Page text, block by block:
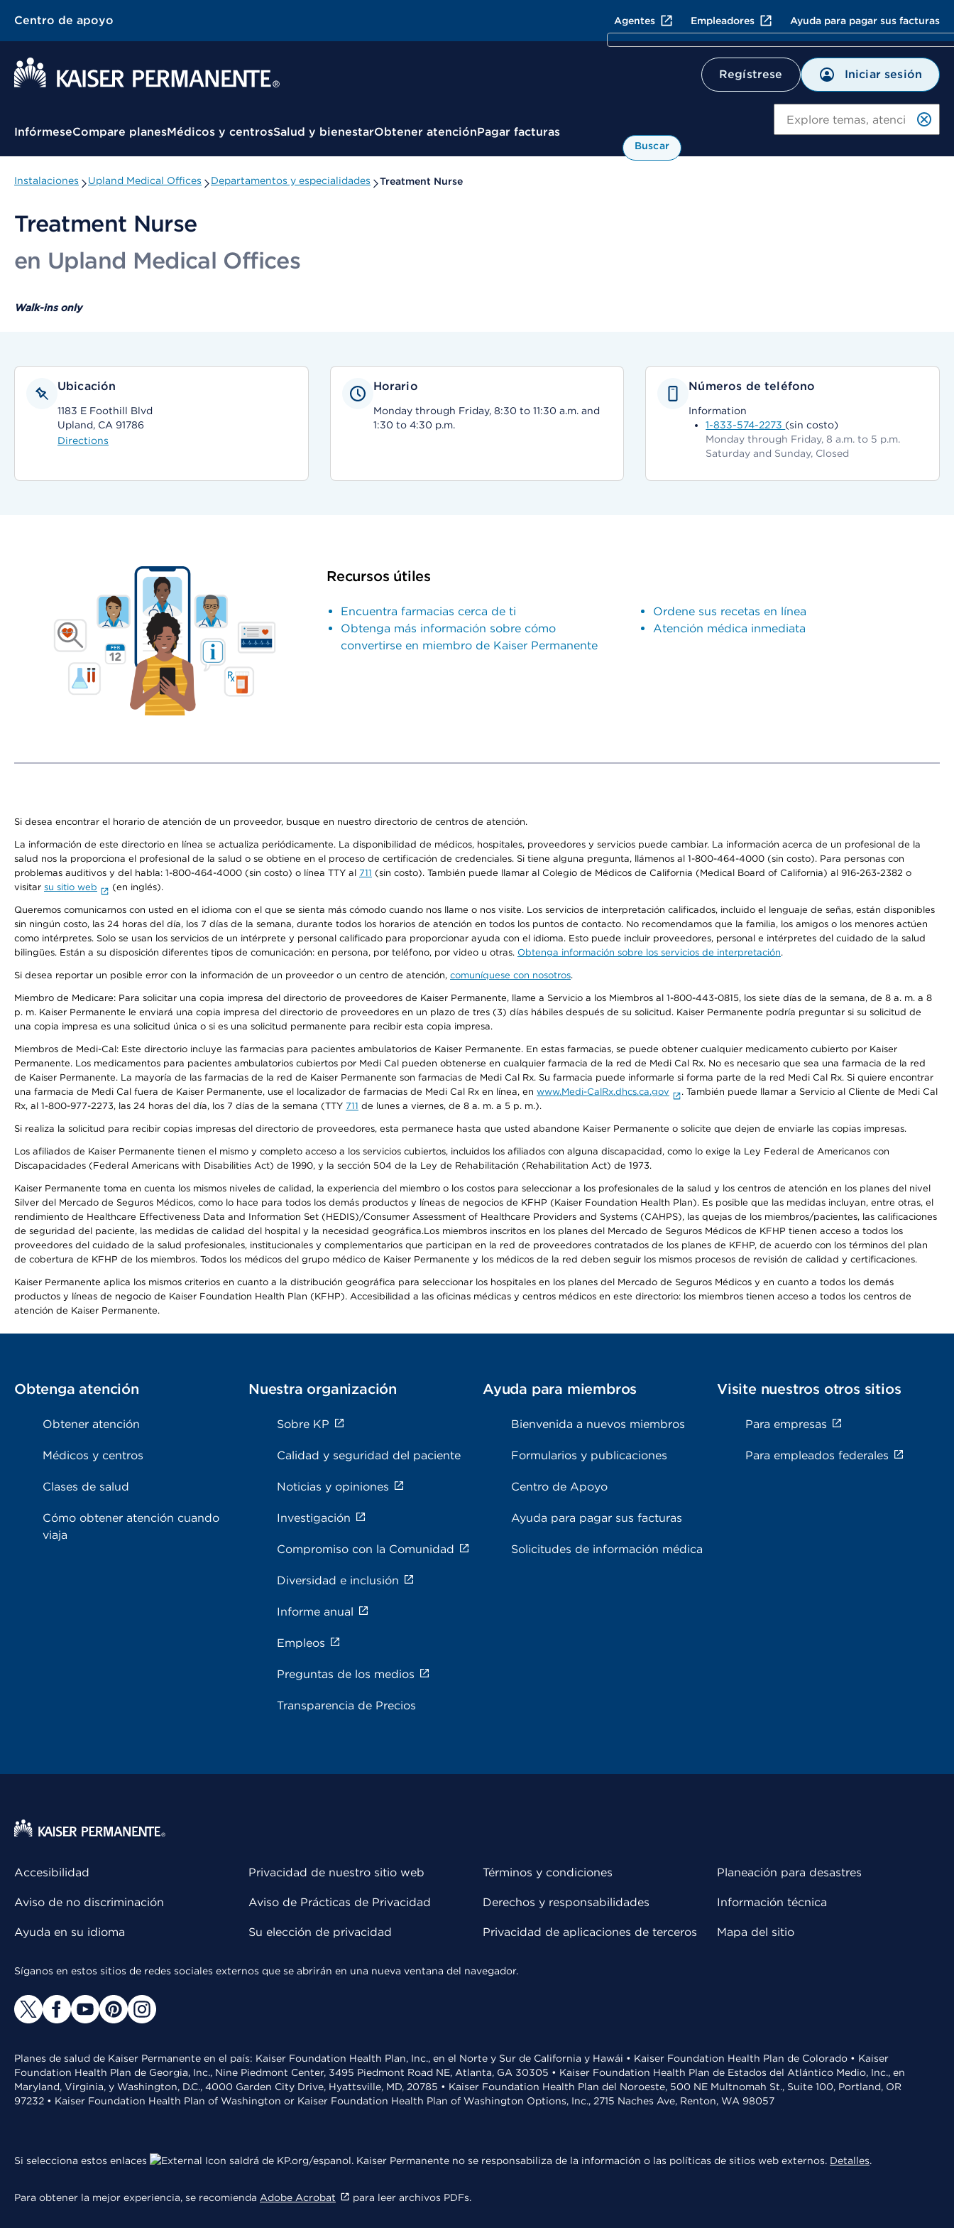
Centro de apoyo Agentes Empleadores Ayuda para pagar sus facturas
Regístrese Iniciar sesión
Menú contextual
InfórmeseCompare planesMédicos y centrosSalud y bienestarObtener atenciónPagar facturas
Buscar
Instalaciones Upland Medical Offices Departamentos y especialidades Treatment Nurse
Treatment Nurse
en Upland Medical Offices
Walk-ins only
Ubicación
1183 E Foothill Blvd
Upland, CA 91786
Directions
Horario
Monday through Friday, 8:30 to 11:30 a.m. and
1:30 to 4:30 p.m.
Números de teléfono
Information
1-833-574-2273 (sin costo)
Monday through Friday, 8 a.m. to 5 p.m.
Saturday and Sunday, Closed
Recursos útiles
Encuentra farmacias cerca de ti
Obtenga más información sobre cómo
convertirse en miembro de Kaiser Permanente
Ordene sus recetas en línea
Atención médica inmediata
Si desea encontrar el horario de atención de un proveedor, busque en nuestro directorio de centros de atención.
La información de este directorio en línea se actualiza periódicamente. La disponibilidad de médicos, hospitales, proveedores y servicios puede cambiar. La información acerca de un profesional de la
salud nos la proporciona el profesional de la salud o se obtiene en el proceso de certificación de credenciales. Si tiene alguna pregunta, llámenos al 1-800-464-4000 (sin costo). Para personas con
problemas auditivos y del habla: 1-800-464-4000 (sin costo) o línea TTY al 711 (sin costo). También puede llamar al Colegio de Médicos de California (Medical Board of California) al 916-263-2382 o
visitar su sitio web (en inglés).
Queremos comunicarnos con usted en el idioma con el que se sienta más cómodo cuando nos llame o nos visite. Los servicios de interpretación calificados, incluido el lenguaje de señas, están disponibles
sin ningún costo, las 24 horas del día, los 7 días de la semana, durante todos los horarios de atención en todos los puntos de contacto. No recomendamos que la familia, los amigos o los menores actúen
como intérpretes. Solo se usan los servicios de un intérprete y personal calificado para proporcionar ayuda con el idioma. Esto puede incluir proveedores, personal e intérpretes del cuidado de la salud
bilingües. Están a su disposición diferentes tipos de comunicación: en persona, por teléfono, por video u otras. Obtenga información sobre los servicios de interpretación.
Si desea reportar un posible error con la información de un proveedor o un centro de atención, comuníquese con nosotros.
Miembro de Medicare: Para solicitar una copia impresa del directorio de proveedores de Kaiser Permanente, llame a Servicio a los Miembros al 1-800-443-0815, los siete días de la semana, de 8 a. m. a 8
p. m. Kaiser Permanente le enviará una copia impresa del directorio de proveedores en un plazo de tres (3) días hábiles después de su solicitud. Kaiser Permanente podría preguntar si su solicitud de
una copia impresa es una solicitud única o si es una solicitud permanente para recibir esta copia impresa.
Miembros de Medi-Cal: Este directorio incluye las farmacias para pacientes ambulatorios de Kaiser Permanente. En estas farmacias, se puede obtener cualquier medicamento cubierto por Kaiser
Permanente. Los medicamentos para pacientes ambulatorios cubiertos por Medi Cal pueden obtenerse en cualquier farmacia de la red de Medi Cal Rx. No es necesario que sea una farmacia de la red
de Kaiser Permanente. La mayoría de las farmacias de la red de Kaiser Permanente son farmacias de Medi Cal Rx. Su farmacia puede informarle si forma parte de la red Medi Cal Rx. Si quiere encontrar
una farmacia de Medi Cal fuera de Kaiser Permanente, use el localizador de farmacias de Medi Cal Rx en línea, en www.Medi-CalRx.dhcs.ca.gov
. También puede llamar a Servicio al Cliente de Medi Cal
Rx, al 1-800-977-2273, las 24 horas del día, los 7 días de la semana (TTY 711 de lunes a viernes, de 8 a. m. a 5 p. m.).
Si realiza la solicitud para recibir copias impresas del directorio de proveedores, esta permanece hasta que usted abandone Kaiser Permanente o solicite que dejen de enviarle las copias impresas.
Los afiliados de Kaiser Permanente tienen el mismo y completo acceso a los servicios cubiertos, incluidos los afiliados con alguna discapacidad, como lo exige la Ley Federal de Americanos con
Discapacidades (Federal Americans with Disabilities Act) de 1990, y la sección 504 de la Ley de Rehabilitación (Rehabilitation Act) de 1973.
Kaiser Permanente toma en cuenta los mismos niveles de calidad, la experiencia del miembro o los costos para seleccionar a los profesionales de la salud y los centros de atención en los planes del nivel
Silver del Mercado de Seguros Médicos, como lo hace para todos los demás productos y líneas de negocios de KFHP (Kaiser Foundation Health Plan). Es posible que las medidas incluyan, entre otras, el
rendimiento de Healthcare Effectiveness Data and Information Set (HEDIS)/Consumer Assessment of Healthcare Providers and Systems (CAHPS), las quejas de los miembros/pacientes, las calificaciones
de seguridad del paciente, las medidas de calidad del hospital y la necesidad geográfica.Los miembros inscritos en los planes del Mercado de Seguros Médicos de KFHP tienen acceso a todos los
proveedores del cuidado de la salud profesionales, institucionales y complementarios que participan en la red de proveedores contratados de los planes de KFHP, de acuerdo con los términos del plan
de cobertura de KFHP de los miembros. Todos los médicos del grupo médico de Kaiser Permanente y los médicos de la red deben seguir los mismos procesos de revisión de calidad y certificaciones.
Kaiser Permanente aplica los mismos criterios en cuanto a la distribución geográfica para seleccionar los hospitales en los planes del Mercado de Seguros Médicos y en cuanto a todos los demás
productos y líneas de negocio de Kaiser Foundation Health Plan (KFHP). Accesibilidad a las oficinas médicas y centros médicos en este directorio: los miembros tienen acceso a todos los centros de
atención de Kaiser Permanente.
Obtenga atención
Obtener atención
Médicos y centros
Clases de salud
Cómo obtener atención cuando
viaja
Nuestra organización
Sobre KP
Calidad y seguridad del paciente
Noticias y opiniones
Investigación
Compromiso con la Comunidad
Diversidad e inclusión
Informe anual
Empleos
Preguntas de los medios
Transparencia de Precios
Ayuda para miembros
Bienvenida a nuevos miembros
Formularios y publicaciones
Centro de Apoyo
Ayuda para pagar sus facturas
Solicitudes de información médica
Visite nuestros otros sitios
Para empresas
Para empleados federales
Accesibilidad
Aviso de no discriminación
Ayuda en su idioma
Privacidad de nuestro sitio web
Aviso de Prácticas de Privacidad
Su elección de privacidad
Términos y condiciones
Derechos y responsabilidades
Privacidad de aplicaciones de terceros
Planeación para desastres
Información técnica
Mapa del sitio
Síganos en estos sitios de redes sociales externos que se abrirán en una nueva ventana del navegador.
Planes de salud de Kaiser Permanente en el país: Kaiser Foundation Health Plan, Inc., en el Norte y Sur de California y Hawái • Kaiser Foundation Health Plan de Colorado • Kaiser
Foundation Health Plan de Georgia, Inc., Nine Piedmont Center, 3495 Piedmont Road NE, Atlanta, GA 30305 • Kaiser Foundation Health Plan de Estados del Atlántico Medio, Inc., en
Maryland, Virginia, y Washington, D.C., 4000 Garden City Drive, Hyattsville, MD, 20785 • Kaiser Foundation Health Plan del Noroeste, 500 NE Multnomah St., Suite 100, Portland, OR
97232 • Kaiser Foundation Health Plan of Washington or Kaiser Foundation Health Plan of Washington Options, Inc., 2715 Naches Ave, Renton, WA 98057
Si selecciona estos enlaces saldrá de KP.org/espanol. Kaiser Permanente no se responsabiliza de la información o las políticas de sitios web externos. Detalles.
Para obtener la mejor experiencia, se recomienda Adobe Acrobat para leer archivos PDFs.